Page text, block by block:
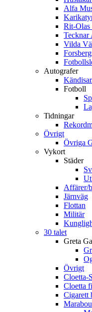
Alfa
Rit-Olas
Tecknar
Vilda
Autografer
Fotboll
Tidningar
Övrigt
Övriga
Vykort
Städer
Affärer/
Järnväg
Flottan
Militär
30 talet
Greta
Övrigt
Cloetta-
Cloetta
Cigarett